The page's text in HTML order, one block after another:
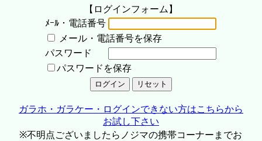
【ログインフォーム】
ﾒｰﾙ・電話番号
メール・電話番号を保存
パスワード
パスワードを保存
ガラホ・ガラケー・ログインできない方はこちらから
お試し下さい
※不明点ございましたらノジマの携帯コーナーまでお